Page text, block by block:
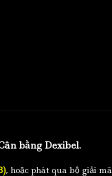
bằng Dexibel.
, hoặc phát qua bộ giải mã